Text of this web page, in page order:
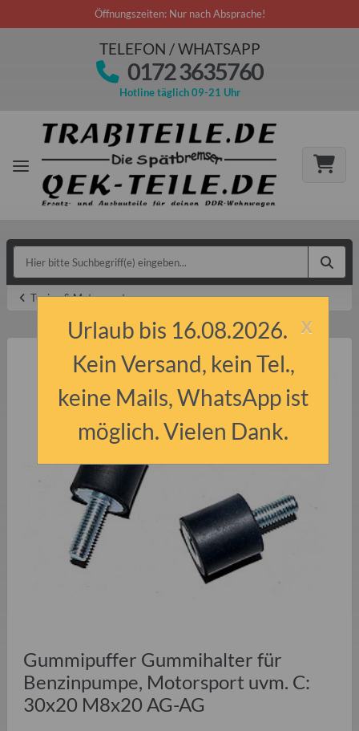
Öffnungszeiten: Nur nach Absprache!
TELEFON / WHATSAPP
0172 3635760
Hotline täglich 09-21 Uhr
Tuning & Motorsport
Gummipuffer Gummihalter für
Benzinpumpe, Motorsport uvm. C:
30x20 M8x20 AG-AG
x
Urlaub bis 16.08.2026.
Kein Versand, kein Tel.,
keine Mails, WhatsApp ist
möglich. Vielen Dank.